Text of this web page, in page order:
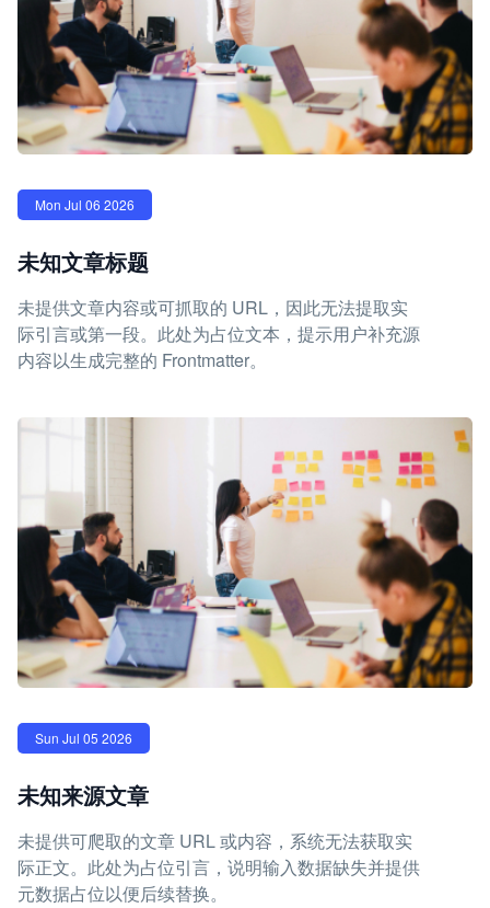
Mon Jul 06 2026
未知文章标题
未提供文章内容或可抓取的 URL，因此无法提取实
际引言或第一段。此处为占位文本，提示用户补充源
内容以生成完整的 Frontmatter。
Sun Jul 05 2026
未知来源文章
未提供可爬取的文章 URL 或内容，系统无法获取实
际正文。此处为占位引言，说明输入数据缺失并提供
元数据占位以便后续替换。